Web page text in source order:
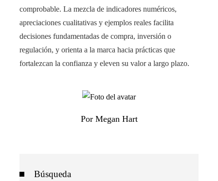
comprobable. La mezcla de indicadores numéricos,
apreciaciones cualitativas y ejemplos reales facilita
decisiones fundamentadas de compra, inversión o
regulación, y orienta a la marca hacia prácticas que
fortalezcan la confianza y eleven su valor a largo plazo.
Por Megan Hart
Búsqueda